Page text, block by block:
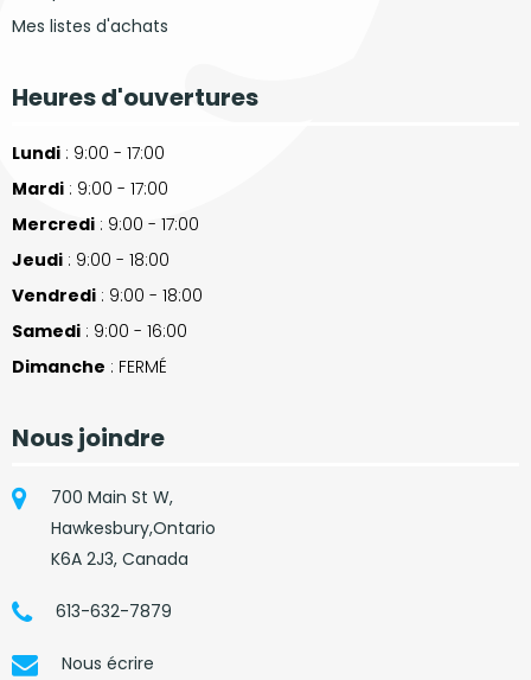
Mes listes d'achats
Heures d'ouvertures
Lundi : 9:00 - 17:00
Mardi : 9:00 - 17:00
Mercredi : 9:00 - 17:00
Jeudi : 9:00 - 18:00
Vendredi : 9:00 - 18:00
Samedi : 9:00 - 16:00
Dimanche : FERMÉ
Nous joindre
700 Main St W,
Hawkesbury,Ontario
K6A 2J3, Canada
613-632-7879
Nous écrire